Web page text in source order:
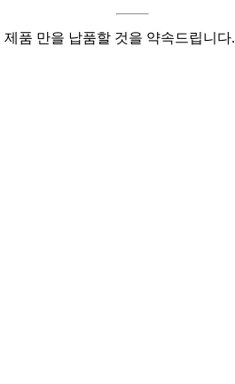
품 만을 납품할 것을 약속드립니다.